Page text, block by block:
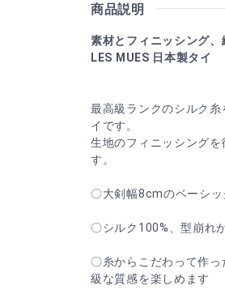
商品説明
素材とフィニッシング
LES MUES 日本製タイ
最高級ランクのシルク
イです。
生地のフィニッシング
す。
〇大剣幅8cmのベーシッ
〇シルク100%、型崩れ
〇糸からこだわって作
級な質感を楽しめます